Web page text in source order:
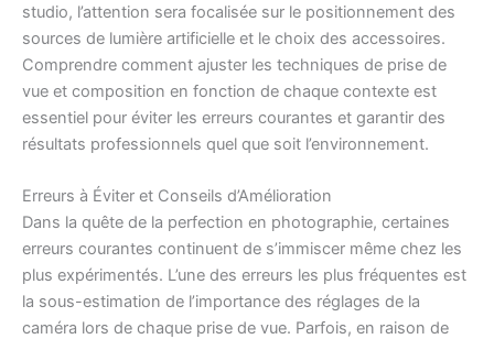
studio, l’attention sera focalisée sur le positionnement des
sources de lumière artificielle et le choix des accessoires.
Comprendre comment ajuster les techniques de prise de
vue et composition en fonction de chaque contexte est
essentiel pour éviter les erreurs courantes et garantir des
résultats professionnels quel que soit l’environnement.
Erreurs à Éviter et Conseils d’Amélioration
Dans la quête de la perfection en photographie, certaines
erreurs courantes continuent de s’immiscer même chez les
plus expérimentés. L’une des erreurs les plus fréquentes est
la sous-estimation de l’importance des réglages de la
caméra lors de chaque prise de vue. Parfois, en raison de